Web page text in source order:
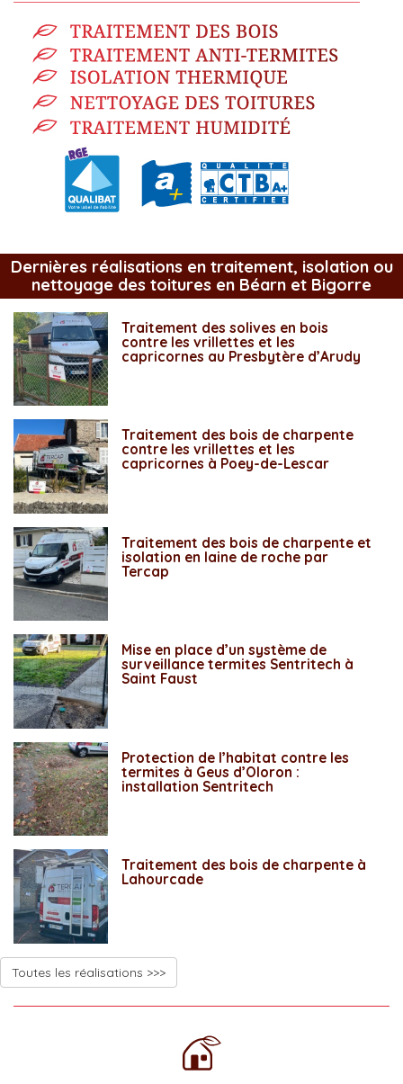
Dernières réalisations en traitement, isolation ou
nettoyage des toitures en Béarn et Bigorre
Traitement des solives en bois
contre les vrillettes et les
capricornes au Presbytère d’Arudy
Traitement des bois de charpente
contre les vrillettes et les
capricornes à Poey-de-Lescar
Traitement des bois de charpente et
isolation en laine de roche par
Tercap
Mise en place d’un système de
surveillance termites Sentritech à
Saint Faust
Protection de l’habitat contre les
termites à Geus d’Oloron :
installation Sentritech
Traitement des bois de charpente à
Lahourcade
Toutes les réalisations >>>